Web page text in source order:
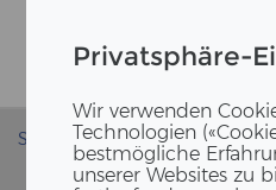
Privatsphäre-
Wir verwenden
Technologien
bestmögliche
unserer Websites zu
Startseite
News
ERNE am